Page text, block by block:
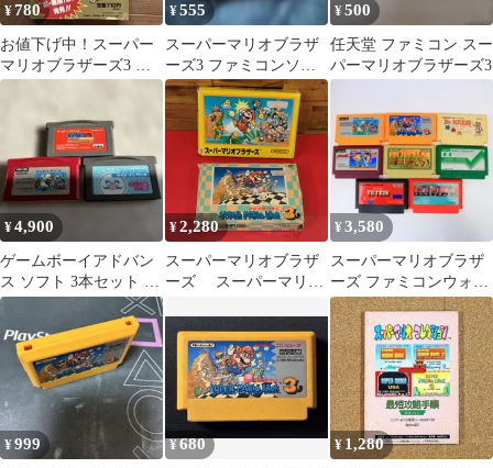
¥780
お値下げ中！スーパー
マリオブラザーズ3 裏
ワザ大全集 決定版
¥555
スーパーマリオブラザ
ーズ3 ファミコンソフ
ト
¥500
任天堂 ファミコン スー
パーマリオブラザーズ3
¥4,900
ゲームボーイアドバン
ス ソフト 3本セット ま
とめ売り ドラゴンボ
ール マリオ
¥2,280
スーパーマリオブラザ
ーズ スーパーマリオ
ト ファミコンソフト
¥3,580
スーパーマリオブラザ
ーズ ファミコンウォー
ズなどファミコンソフ
ト8点
¥999 ¥680 ¥1,280